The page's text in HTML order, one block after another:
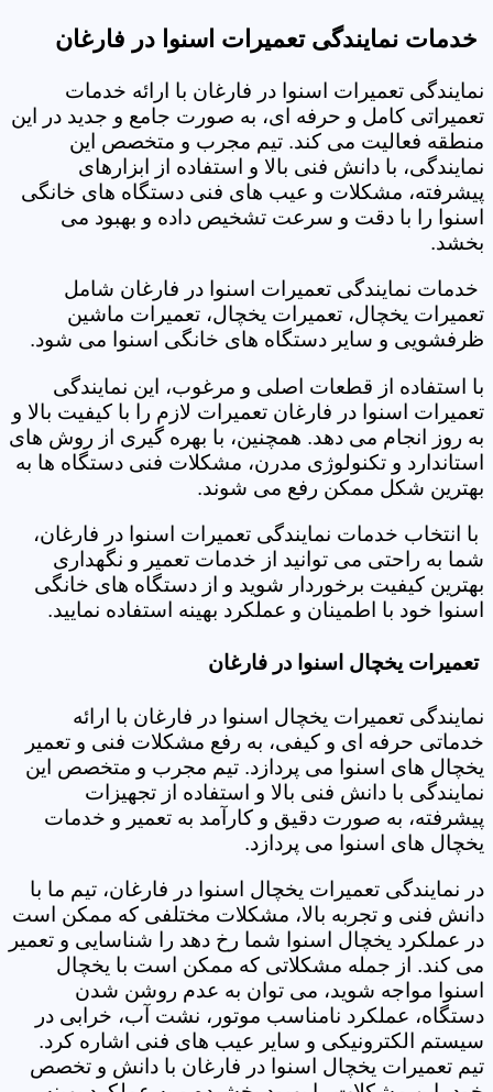
خدمات نمایندگی تعمیرات اسنوا در فارغان
نمایندگی تعمیرات اسنوا در فارغان با ارائه خدمات
تعمیراتی کامل و حرفه ای، به صورت جامع و جدید در این
منطقه فعالیت می کند. تیم مجرب و متخصص این
نمایندگی، با دانش فنی بالا و استفاده از ابزارهای
پیشرفته، مشکلات و عیب های فنی دستگاه های خانگی
اسنوا را با دقت و سرعت تشخیص داده و بهبود می
بخشد.
خدمات نمایندگی تعمیرات اسنوا در فارغان شامل
تعمیرات یخچال، تعمیرات یخچال، تعمیرات ماشین
ظرفشویی و سایر دستگاه های خانگی اسنوا می شود.
با استفاده از قطعات اصلی و مرغوب، این نمایندگی
تعمیرات اسنوا در فارغان تعمیرات لازم را با کیفیت بالا و
به روز انجام می دهد. همچنین، با بهره گیری از روش های
استاندارد و تکنولوژی مدرن، مشکلات فنی دستگاه ها به
بهترین شکل ممکن رفع می شوند.
با انتخاب خدمات نمایندگی تعمیرات اسنوا در فارغان،
شما به راحتی می توانید از خدمات تعمیر و نگهداری
بهترین کیفیت برخوردار شوید و از دستگاه های خانگی
اسنوا خود با اطمینان و عملکرد بهینه استفاده نمایید.
تعمیرات یخچال اسنوا در فارغان
نمایندگی تعمیرات یخچال اسنوا در فارغان با ارائه
خدماتی حرفه ای و کیفی، به رفع مشکلات فنی و تعمیر
یخچال های اسنوا می پردازد. تیم مجرب و متخصص این
نمایندگی با دانش فنی بالا و استفاده از تجهیزات
پیشرفته، به صورت دقیق و کارآمد به تعمیر و خدمات
یخچال های اسنوا می پردازد.
در نمایندگی تعمیرات یخچال اسنوا در فارغان، تیم ما با
دانش فنی و تجربه بالا، مشکلات مختلفی که ممکن است
در عملکرد یخچال اسنوا شما رخ دهد را شناسایی و تعمیر
می کند. از جمله مشکلاتی که ممکن است با یخچال
اسنوا مواجه شوید، می توان به عدم روشن شدن
دستگاه، عملکرد نامناسب موتور، نشت آب، خرابی در
سیستم الکترونیکی و سایر عیب های فنی اشاره کرد.
تیم تعمیرات یخچال اسنوا در فارغان با دانش و تخصص